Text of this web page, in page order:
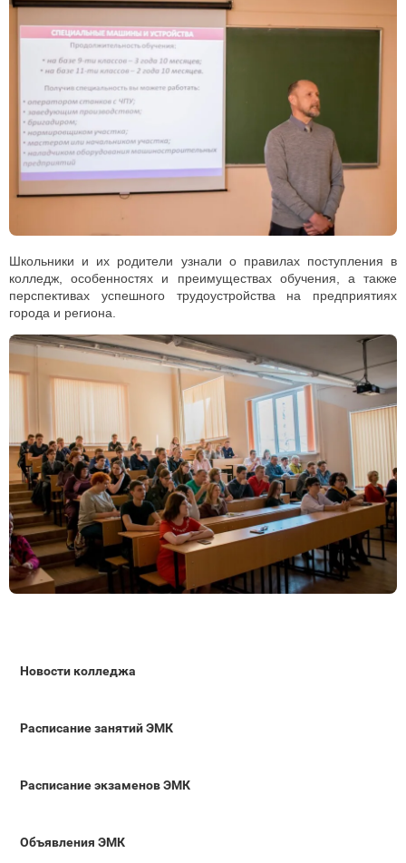
Новости колледжа
Расписание занятий ЭМК
Расписание экзаменов ЭМК
Объявления ЭМК
Школьники и их родители узнали о правилах поступления в
колледж, особенностях и преимуществах обучения, а также
перспективах успешного трудоустройства на предприятиях
города и региона.